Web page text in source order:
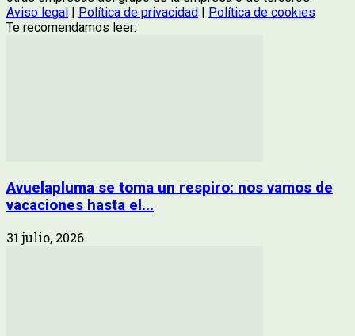
Aviso legal | Política de privacidad | Política de cookies
Te recomendamos leer:
Avuelapluma se toma un respiro: nos vamos de
vacaciones hasta el...
31 julio, 2026